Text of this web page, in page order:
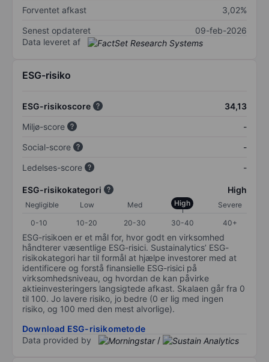
Forventet afkast
3,02%
Senest opdateret
09-feb-2026
Data leveret af
ESG-risiko
ESG-risikoscore
34,13
Miljø-score
-
Social-score
-
Ledelses-score
-
ESG-risikokategori High
Negligible Low Med High
Severe
0-10
10-20 20-30 30-40 40+
ESG-risikoen er et mål for, hvor godt en virksomhed
håndterer væsentlige ESG-risici. Sustainalytics’ ESG-
risikokategori har til formål at hjælpe investorer med at
identificere og forstå finansielle ESG-risici på
virksomhedsniveau, og hvordan de kan påvirke
aktieinvesteringers langsigtede afkast. Skalaen går fra 0
til 100. Jo lavere risiko, jo bedre (0 er lig med ingen
risiko, og 100 med den mest alvorlige).
Download ESG-risikometode
Data provided by
/